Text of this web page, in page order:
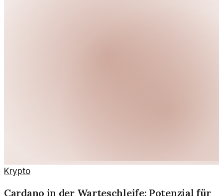
Krypto
Cardano in der Warteschleife: Potenzial für